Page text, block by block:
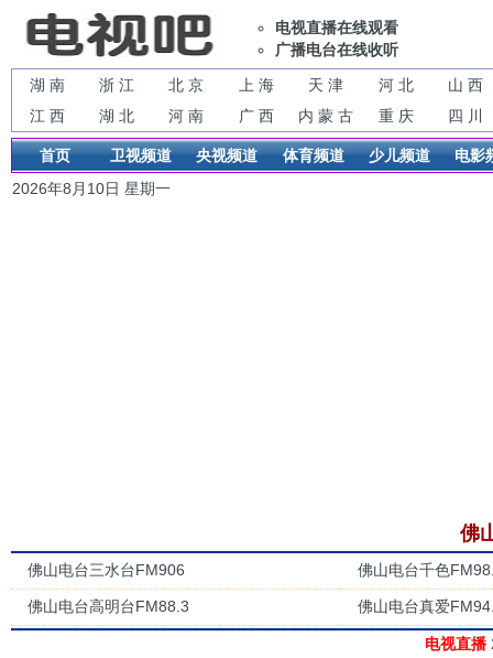
电视直播在线观看
广播电台在线收听
湖 南
浙 江 北 京 上 海 天 津 河 北
山 西
江 西
湖 北 河 南 广 西 内 蒙 古 重 庆 四 川
首页 卫视频道 央视频道 体育频道 少儿频道
电影
2026年8月10日 星期一
佛
佛山电台三水台FM906 佛山电台千色
佛山电台高明台FM88.3 佛山电台真爱
电视直播